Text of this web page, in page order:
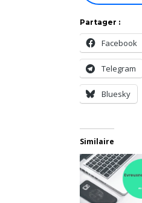
Partager :
Facebook
Telegram
Bluesky
Similaire